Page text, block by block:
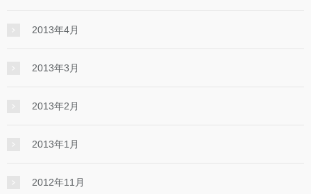
2013年4月
2013年3月
2013年2月
2013年1月
2012年11月